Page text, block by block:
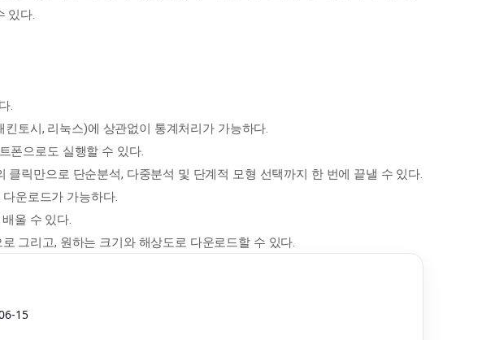
있다.
.
토시, 리눅스)에 상관없이 통계처리가 가능하다.
폰으로도 실행할 수 있다.
클릭만으로 단순분석, 다중분석 및 단계적 모형 선택까지 한 번에 끝낼 수 있다.
운로드가 가능하다.
울 수 있다.
그리고, 원하는 크기와 해상도로 다운로드할 수 있다.
15